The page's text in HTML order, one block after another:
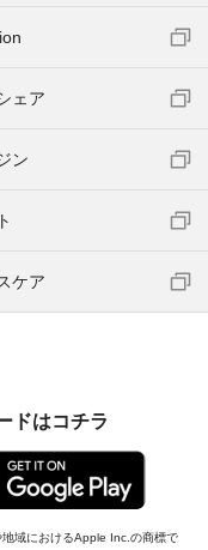
ェア
ン
ケア
ドはコチラ
域におけるApple Inc.の商標で